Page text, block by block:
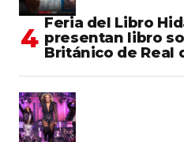
Feria del Libro
presentan libro
Británico de Real